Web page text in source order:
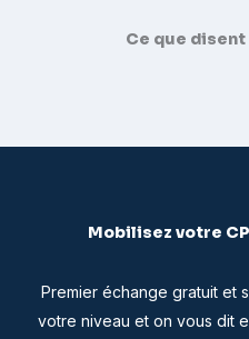
Ce que
Mobilisez votre
Premier échange gratuit et
votre niveau et on vous dit